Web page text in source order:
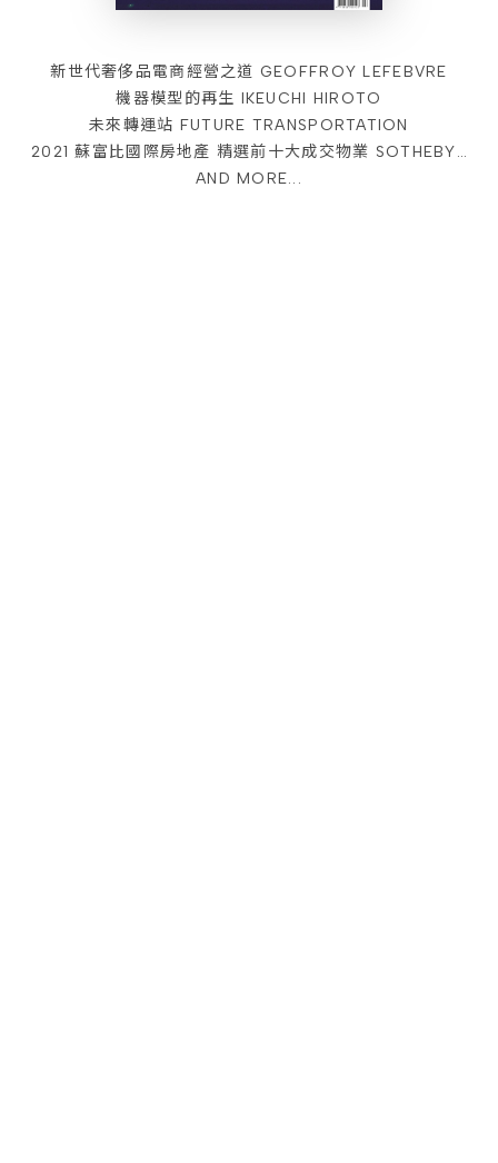
新世代奢侈品電商經營之道 GEOFFROY LEFEBVRE
機器模型的再生 IKEUCHI HIROTO
未來轉運站 FUTURE TRANSPORTATION
2021 蘇富比國際房地產 精選前十大成交物業 SOTHEBY'S INTERNATIONAL REALTY
AND MORE...